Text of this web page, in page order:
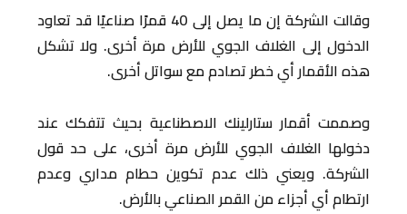
وقالت الشركة إن ما يصل إلى 40 قمرًا صناعيًا قد تعاود
الدخول إلى الغلاف الجوي للأرض مرة أخرى. ولا تشكل
هذه الأقمار أي خطر تصادم مع سواتل أخرى.
وصممت أقمار ستارلينك الاصطناعية بحيث تتفكك عند
دخولها الغلاف الجوي للأرض مرة أخرى، على حد قول
الشركة. ويعني ذلك عدم تكوين حطام مداري وعدم
ارتطام أي أجزاء من القمر الصناعي بالأرض.